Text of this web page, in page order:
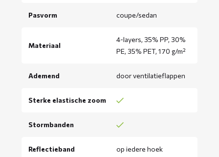
Pasvorm coupe/sedan
Materiaal
4-layers, 35% PP, 30%
PE, 35% PET, 170 g/m²
Ademend door ventilatieflappen
Sterke elastische zoom
Stormbanden
Reflectieband op iedere hoek